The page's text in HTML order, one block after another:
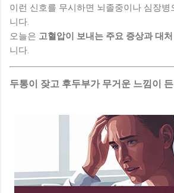
이런 신호를 무시하면 뇌졸중이나 심장병
니다.
오늘은 고혈압이 보내는 주요 증상과 대처
니다.
두통이 잦고 후두부가 무거운 느낌이